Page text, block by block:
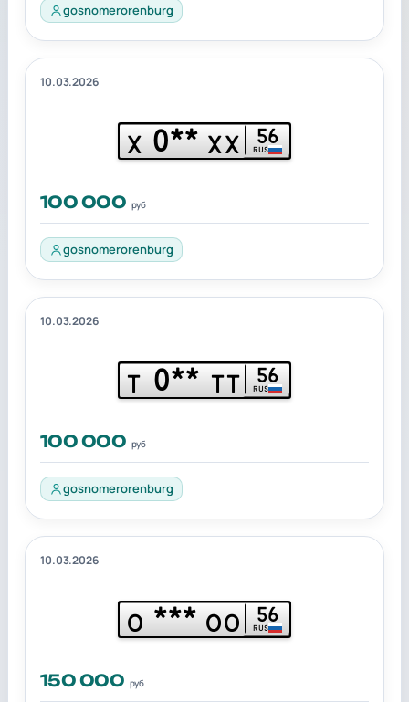
gosnomerorenburg
10.03.2026
Х 0** ХХ 56
RUS
100 000 руб
gosnomerorenburg
10.03.2026
Т 0** ТТ 56
RUS
100 000 руб
gosnomerorenburg
10.03.2026
О *** ОО 56
RUS
150 000 руб